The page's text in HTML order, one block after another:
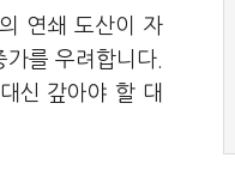
연쇄 도산이 자
를 우려합니다.
신 갚아야 할 대